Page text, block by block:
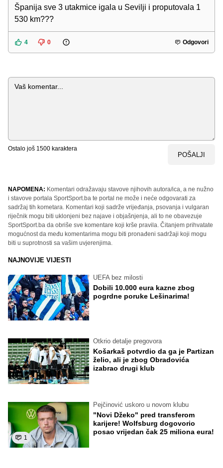
Španija sve 3 utakmice igala u Sevilji i proputovala 1
530 km???
4 0 Odgovori
Komentar
Ostalo još 1500 karaktera
POŠALJI
NAPOMENA: Komentari odražavaju stavove njihovih autora/ica, a ne nužno
i stavove portala SportSport.ba te portal ne može i neće odgovarati za
sadržaj tih kometara. Komentari koji sadrže vrijeđanja, psovanja i vulgaran
riječnik mogu biti uklonjeni bez najave i objašnjenja, ali to ne obavezuje
SportSport.ba da obriše sve komentare koji krše pravila. Čitanjem prihvatate
mogućnost da među komentarima mogu biti pronađeni sadržaji koji mogu
biti u suprotnosti sa vašim uvjerenjima.
NAJNOVIJE VIJESTI
UEFA bez milosti
Dobili 10.000 eura kazne zbog
pogrdne poruke Lešinarima!
Otkrio detalje pregovora
Košarkaš potvrdio da ga je Partizan
želio, ali je zbog Obradovića
izabrao drugi klub
1
Pejčinović uskoro u novom klubu
"Novi Džeko" pred transferom
karijere! Wolfsburg dogovorio
posao vrijedan čak 25 miliona eura!